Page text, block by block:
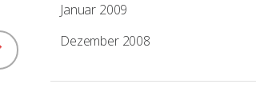
Januar 2009
Dezember 2008